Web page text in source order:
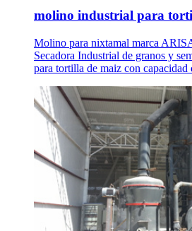
molino industrial para
Molino para nixtamal marca
Secadora Industrial de granos y
para tortilla de maiz con capacidad